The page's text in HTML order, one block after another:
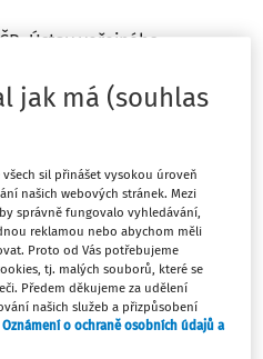
Ústav veřejného
1
jak má (souhlas
všech sil přinášet vysokou úroveň
našich webových stránek. Mezi
správně fungovalo vyhledávání,
reklamou nebo abychom měli
Proto od Vás potřebujeme
tj. malých souborů, které se
Předem děkujeme za udělení
našich služeb a přizpůsobení
Oznámení o ochraně osobních údajů a